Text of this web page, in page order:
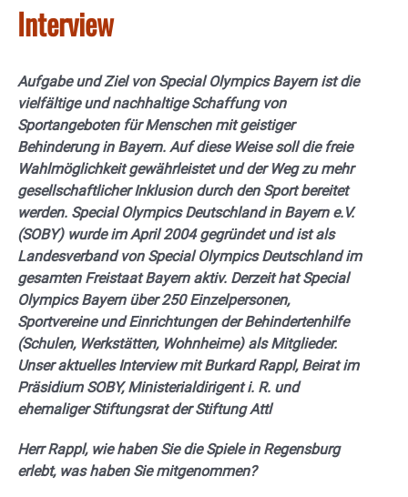
Interview
Aufgabe und Ziel von Special Olympics Bayern ist die
vielfältige und nachhaltige Schaffung von
Sportangeboten für Menschen mit geistiger
Behinderung in Bayern. Auf diese Weise soll die freie
Wahlmöglichkeit gewährleistet und der Weg zu mehr
gesellschaftlicher Inklusion durch den Sport bereitet
werden. Special Olympics Deutschland in Bayern e.V.
(SOBY) wurde im April 2004 gegründet und ist als
Landesverband von Special Olympics Deutschland im
gesamten Freistaat Bayern aktiv. Derzeit hat Special
Olympics Bayern über 250 Einzelpersonen,
Sportvereine und Einrichtungen der Behindertenhilfe
(Schulen, Werkstätten, Wohnheime) als Mitglieder.
Unser aktuelles Interview mit Burkard Rappl, Beirat im
Präsidium SOBY, Ministerialdirigent i. R. und
ehemaliger Stiftungsrat der Stiftung Attl
Herr Rappl, wie haben Sie die Spiele in Regensburg
erlebt, was haben Sie mitgenommen?